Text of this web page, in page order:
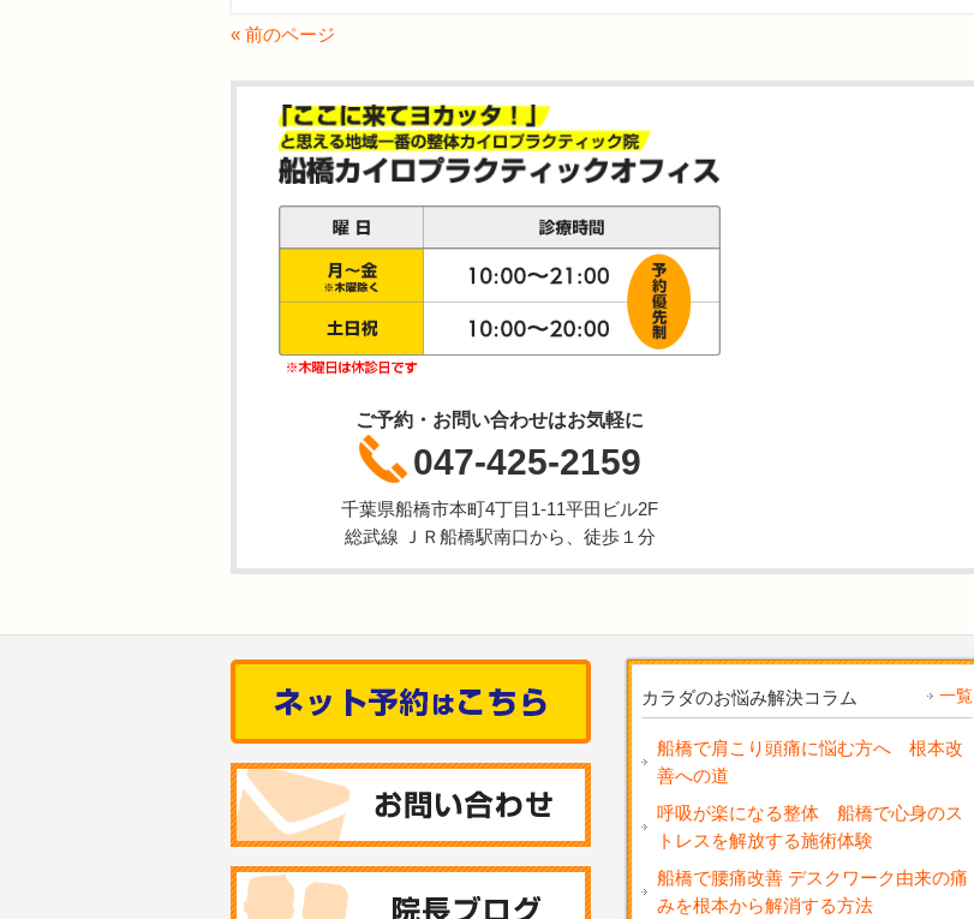
« 前のページ
ご予約・お問い合わせはお気軽に
047-425-2159
千葉県船橋市本町4丁目1-11平田ビル2F
総武線 ＪＲ船橋駅南口から、徒歩１分
カラダのお悩み解決コラム 一覧
船橋で肩こり頭痛に悩む方へ 根本改
善への道
呼吸が楽になる整体 船橋で心身のス
トレスを解放する施術体験
船橋で腰痛改善 デスクワーク由来の痛
みを根本から解消する方法